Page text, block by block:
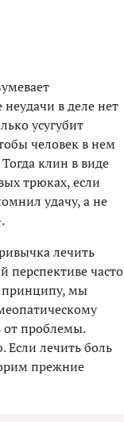
в деле нет
усугубит
человек в нем
клин в виде
трюках, если
удачу, а не
лечить
перспективе часто
принципу, мы
от проблемы.
Если лечить боль
прежние